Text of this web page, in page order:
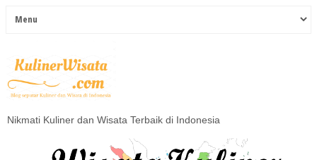
Nikmati Kuliner dan Wisata Terbaik di Indonesia